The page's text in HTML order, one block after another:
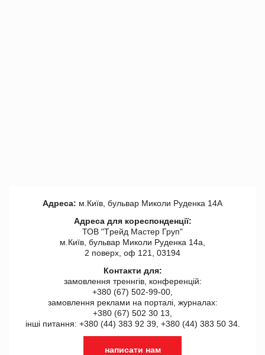
Адреса: м.Київ, бульвар Миколи Руденка 14А
Адреса для кореспонденції:
ТОВ "Tрейд Мастер Груп"
м.Київ, бульвар Миколи Руденка 14а,
2 поверх, оф 121, 03194
Контакти для:
замовлення треннгів, конференцій:
+380 (67) 502-99-00,
замовлення реклами на порталі, журналах:
+380 (67) 502 30 13,
інші питання: +380 (44) 383 92 39, +380 (44) 383 50 34.
написати нам